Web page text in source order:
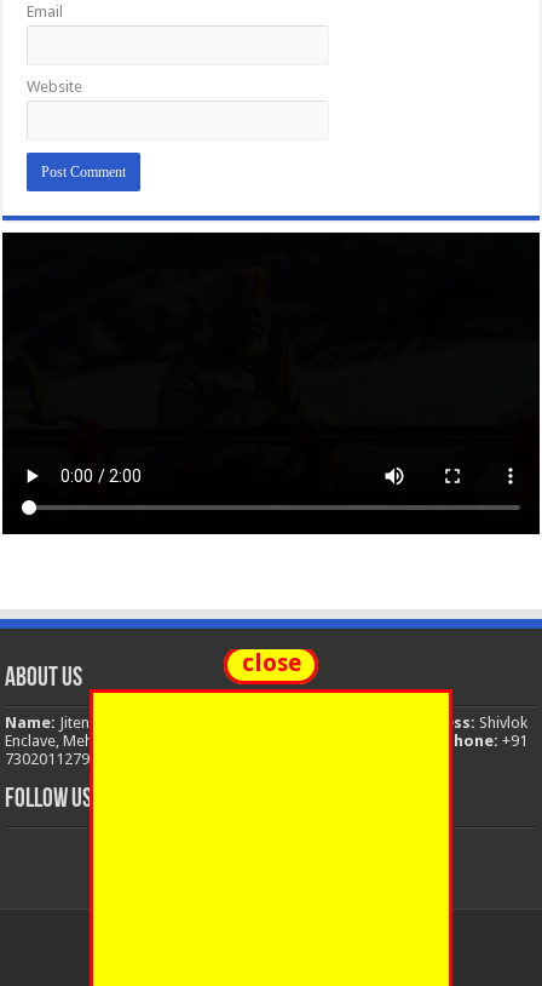
Email
Website
About Us
Name: Jitendra Singh Address: Shivlok
Enclave, Mehuwala Mafi, Dehradun, Uttarakhand, 248001, India
Phone: +91
7302011279
FOLLOW US
close